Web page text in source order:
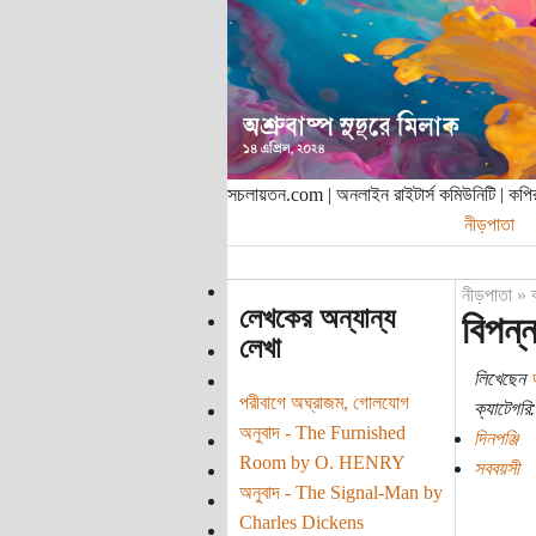
সচলায়তন.com | অনলাইন রাইটার্স কমিউনিটি |
নীড়পাতা
লেখকের অন্যান্য
লেখা
পরীবাগে অঘ্রাজম, গোলযোগ
অনুবাদ - The Furnished
Room by O. HENRY
অনুবাদ - The Signal-Man by
Charles Dickens
নীড়পাতা»
লিখেছেন
ক্যাটেগরি:
দিনপঞ্জি
সববয়সী